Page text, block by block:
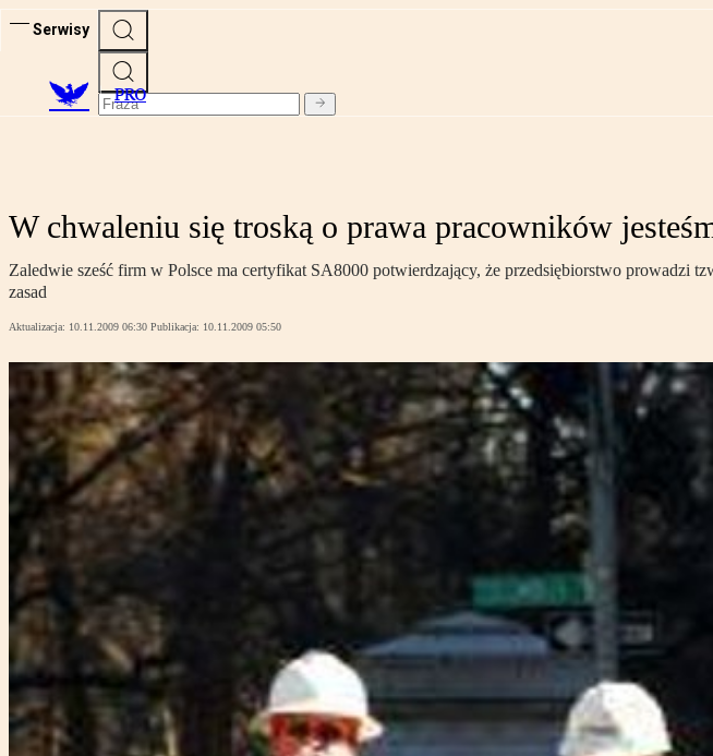
Serwisy
PRO
W chwaleniu się troską o prawa pracowników
Zaledwie sześć firm w Polsce ma certyfikat SA8000 potwierdzający, że przedsiębiorstwo prowadzi
zasad
Aktualizacja: 10.11.2009 06:30 Publikacja: 10.11.2009 05:50